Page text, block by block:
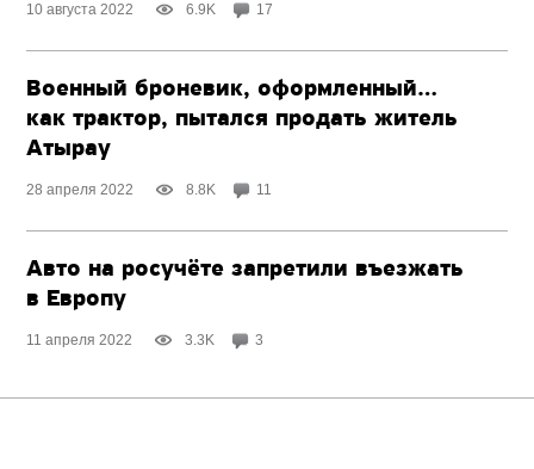
10 августа 2022 6.9K 17
Военный броневик, оформленный…
как трактор, пытался продать житель
Атырау
28 апреля 2022 8.8K 11
Авто на росучёте запретили въезжать
в Европу
11 апреля 2022 3.3K 3